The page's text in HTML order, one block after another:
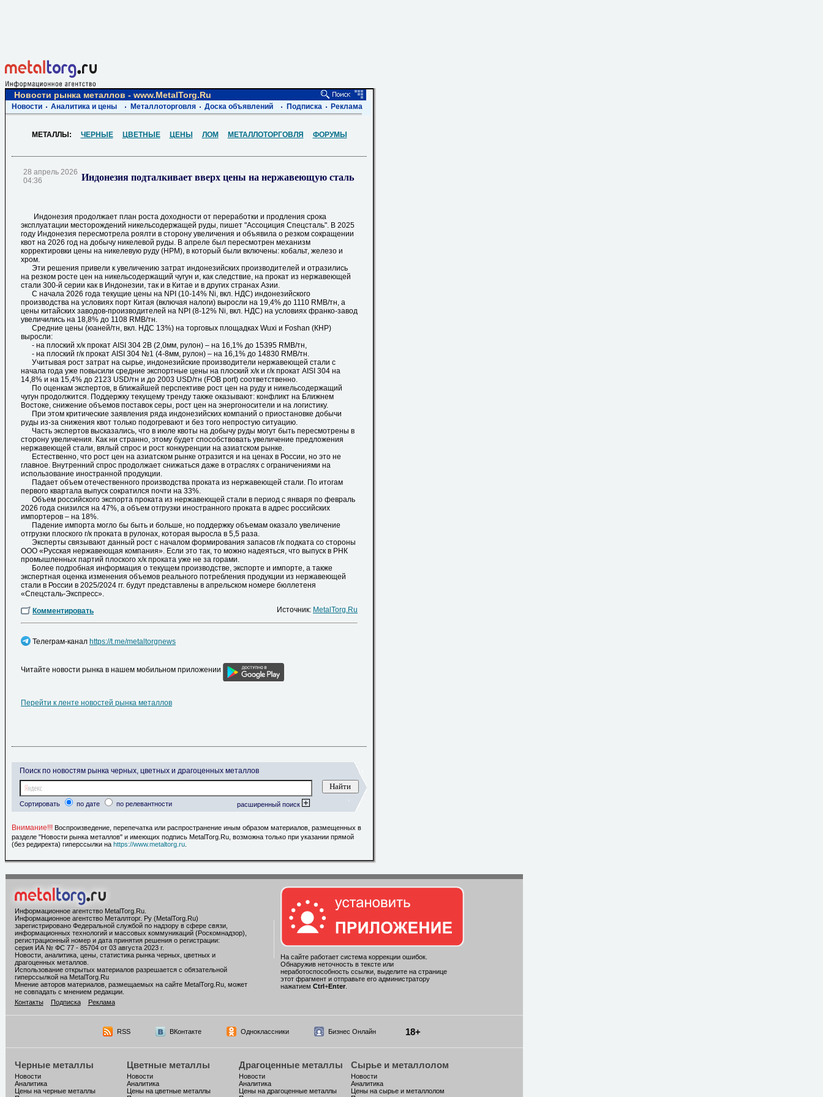
Новости рынка металлов - www.MetalTorg.Ru
Новости Аналитика и цены Металлоторговля Доска объявлений Подписка Реклама
МЕТАЛЛЫ: ЧЕРНЫЕ ЦВЕТНЫЕ ЦЕНЫ ЛОМ МЕТАЛЛОТОРГОВЛЯ ФОРУМЫ
28 апрель 2026
04:36
Индонезия подталкивает вверх цены на нержавеющую сталь
Индонезия продолжает план роста доходности от переработки и продления срока
эксплуатации месторождений никельсодержащей руды, пишет "Ассоциция Спецсталь". В 2025
году Индонезия пересмотрела роялти в сторону увеличения и объявила о резком сокращении
квот на 2026 год на добычу никелевой руды. В апреле был пересмотрен механизм
корректировки цены на никелевую руду (HPM), в который были включены: кобальт, железо и
хром.
Эти решения привели к увеличению затрат индонезийских производителей и отразились
на резком росте цен на никельсодержащий чугун и, как следствие, на прокат из нержавеющей
стали 300-й серии как в Индонезии, так и в Китае и в других странах Азии.
С начала 2026 года текущие цены на NPI (10-14% Ni, вкл. НДС) индонезийского
производства на условиях порт Китая (включая налоги) выросли на 19,4% до 1110 RMB/тн, а
цены китайских заводов-производителей на NPI (8-12% Ni, вкл. НДС) на условиях франко-завод
увеличились на 18,8% до 1108 RMB/тн.
Средние цены (юаней/тн, вкл. НДС 13%) на торговых площадках Wuxi и Foshan (КНР)
выросли:
- на плоский х/к прокат AISI 304 2В (2,0мм, рулон) – на 16,1% до 15395 RMB/тн,
- на плоский г/к прокат AISI 304 №1 (4-8мм, рулон) – на 16,1% до 14830 RMB/тн.
Учитывая рост затрат на сырье, индонезийские производители нержавеющей стали с
начала года уже повысили средние экспортные цены на плоский х/к и г/к прокат AISI 304 на
14,8% и на 15,4% до 2123 USD/тн и до 2003 USD/тн (FOB port) соответственно.
По оценкам экспертов, в ближайшей перспективе рост цен на руду и никельсодержащий
чугун продолжится. Поддержку текущему тренду также оказывают: конфликт на Ближнем
Востоке, снижение объемов поставок серы, рост цен на энергоносители и на логистику.
При этом критические заявления ряда индонезийских компаний о приостановке добычи
руды из-за снижения квот только подогревают и без того непростую ситуацию.
Часть экспертов высказались, что в июле квоты на добычу руды могут быть пересмотрены в
сторону увеличения. Как ни странно, этому будет способствовать увеличение предложения
нержавеющей стали, вялый спрос и рост конкуренции на азиатском рынке.
Естественно, что рост цен на азиатском рынке отразится и на ценах в России, но это не
главное. Внутренний спрос продолжает снижаться даже в отраслях с ограничениями на
использование иностранной продукции.
Падает объем отечественного производства проката из нержавеющей стали. По итогам
первого квартала выпуск сократился почти на 33%.
Объем российского экспорта проката из нержавеющей стали в период с января по февраль
2026 года снизился на 47%, а объем отгрузки иностранного проката в адрес российских
импортеров – на 18%.
Падение импорта могло бы быть и больше, но поддержку объемам оказало увеличение
отгрузки плоского г/к проката в рулонах, которая выросла в 5,5 раза.
Эксперты связывают данный рост с началом формирования запасов г/к подката со стороны
ООО «Русская нержавеющая компания». Если это так, то можно надеяться, что выпуск в РНК
промышленных партий плоского х/к проката уже не за горами.
Более подробная информация о текущем производстве, экспорте и импорте, а также
экспертная оценка изменения объемов реального потребления продукции из нержавеющей
стали в России в 2025/2024 гг. будут представлены в апрельском номере бюллетеня
«Спецсталь-Экспресс».
Комментировать
Источник: MetalTorg.Ru
Телеграм-канал https://t.me/metaltorgnews
Читайте новости рынка в нашем мобильном приложении
Перейти к ленте новостей рынка металлов
Поиск по новостям рынка черных, цветных и драгоценных металлов
Сортировать по дате по релевантности расширенный поиск
Внимание!!! Воспроизведение, перепечатка или распространение иным образом материалов, размещенных в
разделе "Новости рынка металлов" и имеющих подпись MetalTorg.Ru, возможна только при указании прямой
(без редиректа) гиперссылки на https://www.metaltorg.ru
Информационное агентство MetalTorg.Ru.
Информационное агентство Металлторг. Ру (MetalTorg.Ru)
зарегистрировано Федеральной службой по надзору в сфере связи,
информационных технологий и массовых коммуникаций (Роскомнадзор),
регистрационный номер и дата принятия решения о регистрации:
серия ИА № ФС 77 - 85704 от 03 августа 2023 г.
Новости, аналитика, цены, статистика рынка черных, цветных и
драгоценных металлов.
Использование открытых материалов разрешается с обязательной
гиперссылкой на MetalTorg.Ru
Мнение авторов материалов, размещаемых на сайте MetalTorg.Ru, может
не совпадать с мнением редакции.
Контакты
Подписка Реклама
На сайте работает система коррекции ошибок.
Обнаружив неточность в тексте или
неработоспособность ссылки, выделите на странице
этот фрагмент и отправьте его администратору
нажатием Ctrl+Enter.
RSS ВКонтакте Одноклассники Бизнес Онлайн 18+
Черные металлы
Новости
Аналитика
Цены на черные металлы
Цветные металлы
Новости
Аналитика
Цены на цветные металлы
Драгоценные металлы
Новости
Аналитика
Цены на драгоценные металлы
Сырье и металлолом
Новости
Аналитика
Цены на сырье и металлолом